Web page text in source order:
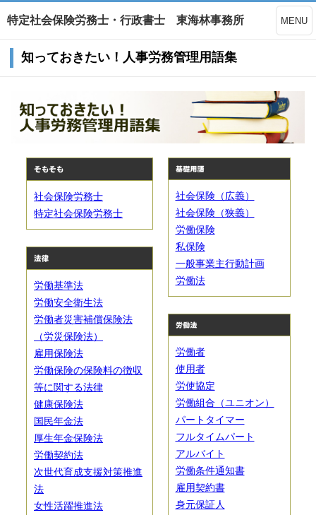
特定社会保険労務士・行政書士 東海林事務所 MENU
知っておきたい！人事労務管理用語集
社会保険労務士
特定社会保険労務士
労働基準法
労働安全衛生法
労働者災害補償保険法
（労災保険法）
雇用保険法
労働保険の保険料の徴収
等に関する法律
健康保険法
国民年金法
厚生年金保険法
労働契約法
次世代育成支援対策推進
法
女性活躍推進法
社会保険（広義）
社会保険（狭義）
労働保険
私保険
一般事業主行動計画
労働法
労働者
使用者
労使協定
労働組合（ユニオン）
パートタイマー
フルタイムパート
アルバイト
労働条件通知書
雇用契約書
身元保証人